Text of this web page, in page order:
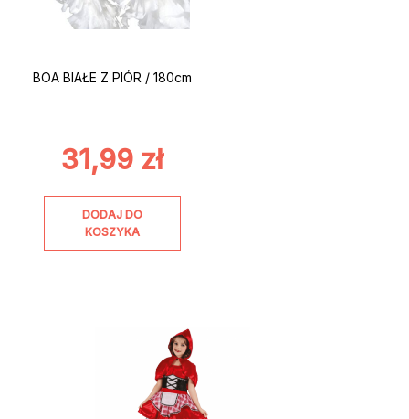
BOA BIAŁE Z PIÓR / 180cm
31,99 zł
DODAJ DO
KOSZYKA